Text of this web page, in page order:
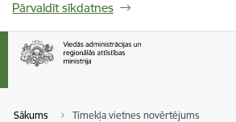
Pārvaldīt sīkdatnes
Sākums Tīmekļa vietnes novērtējums